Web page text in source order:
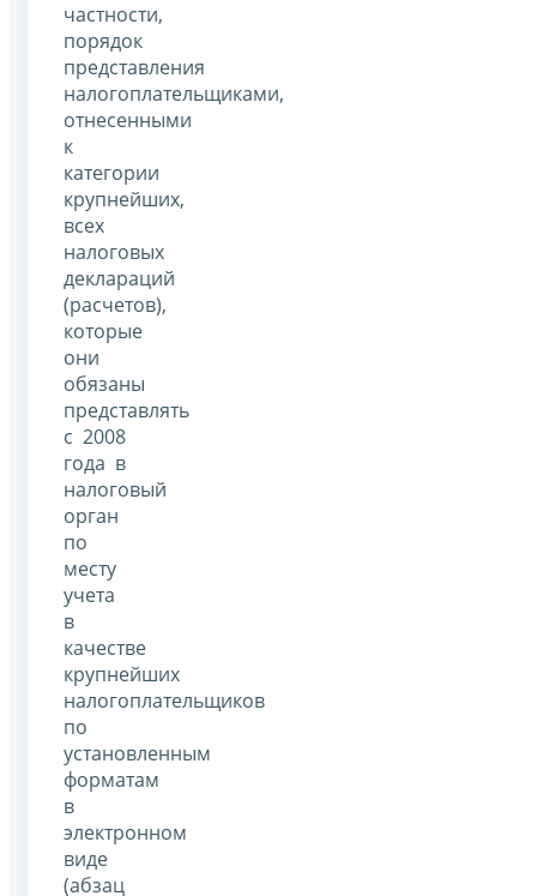
частности,
порядок
представления
налогоплательщиками,
отнесенными
к
категории
крупнейших,
всех
налоговых
деклараций
(расчетов),
которые
они
обязаны
представлять
с 2008
года в
налоговый
орган
по
месту
учета
в
качестве
крупнейших
налогоплательщиков
по
установленным
форматам
в
электронном
виде
(абзац